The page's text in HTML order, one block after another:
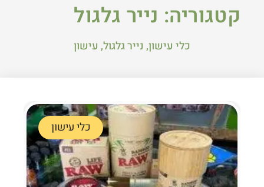
קטגוריה: נייר גלגול
כלי עישון,נייר גלגול, עישון
כלי עישון